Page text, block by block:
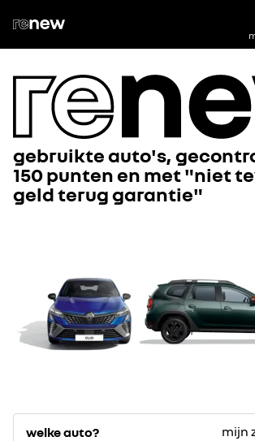
gebruikte auto's,
150 punten en met "niet
geld terug garantie"
welke auto? mijn